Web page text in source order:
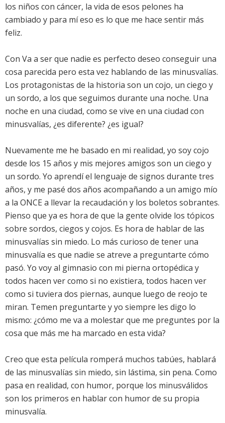
los niños con cáncer, la vida de esos pelones ha
cambiado y para mí eso es lo que me hace sentir más
feliz.
Con Va a ser que nadie es perfecto deseo conseguir una
cosa parecida pero esta vez hablando de las minusvalías.
Los protagonistas de la historia son un cojo, un ciego y
un sordo, a los que seguimos durante una noche. Una
noche en una ciudad, como se vive en una ciudad con
minusvalías, ¿es diferente? ¿es igual?
Nuevamente me he basado en mi realidad, yo soy cojo
desde los 15 años y mis mejores amigos son un ciego y
un sordo. Yo aprendí el lenguaje de signos durante tres
años, y me pasé dos años acompañando a un amigo mío
a la ONCE a llevar la recaudación y los boletos sobrantes.
Pienso que ya es hora de que la gente olvide los tópicos
sobre sordos, ciegos y cojos. Es hora de hablar de las
minusvalías sin miedo. Lo más curioso de tener una
minusvalía es que nadie se atreve a preguntarte cómo
pasó. Yo voy al gimnasio con mi pierna ortopédica y
todos hacen ver como si no existiera, todos hacen ver
como si tuviera dos piernas, aunque luego de reojo te
miran. Temen preguntarte y yo siempre les digo lo
mismo: ¿cómo me va a molestar que me preguntes por la
cosa que más me ha marcado en esta vida?
Creo que esta película romperá muchos tabúes, hablará
de las minusvalías sin miedo, sin lástima, sin pena. Como
pasa en realidad, con humor, porque los minusválidos
son los primeros en hablar con humor de su propia
minusvalía.